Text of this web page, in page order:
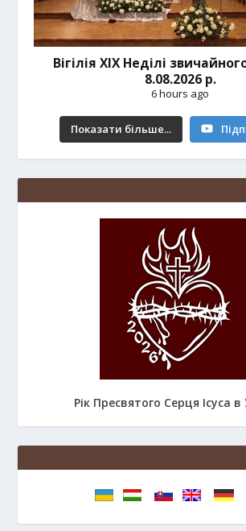
Вігілія ХІХ Неділі
8.08.2026 р.
6 hours ago
Показати більше...
Рік Пресвятого Серця Ісуса в